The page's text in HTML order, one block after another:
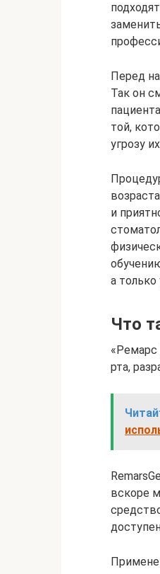
Перед
Так он
той,
угрозу
и
а только
Что
«Ремарс
рта,
вскоре